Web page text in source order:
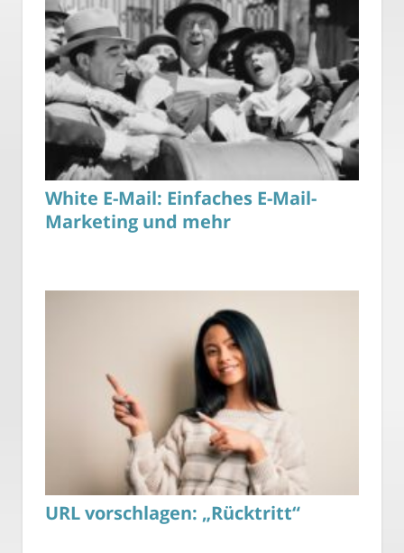
White E-Mail: Einfaches E-Mail-
Marketing und mehr
URL vorschlagen: „Rücktritt“